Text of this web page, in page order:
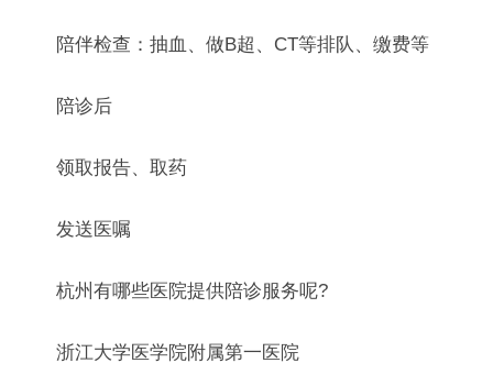
陪伴检查：抽血、做B超、CT等排队、缴费等
陪诊后
领取报告、取药
发送医嘱
杭州有哪些医院提供陪诊服务呢?
浙江大学医学院附属第一医院